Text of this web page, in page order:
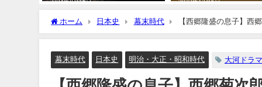
ホーム 日本史 幕末時代 【西郷隆盛の息子】西
幕末時代 日本史 明治・大正・昭和時代 大河ドラマ